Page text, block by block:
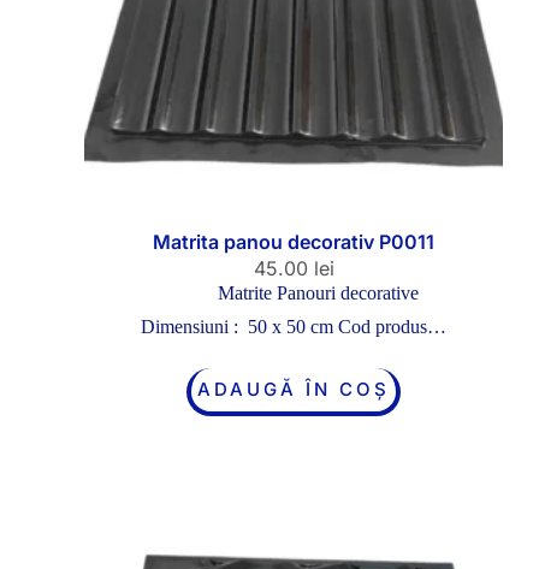
Matrita panou decorativ P0011
45.00 lei
Matrite Panouri decorative
Dimensiuni : 50 x 50 cm Cod produs…
ADAUGĂ ÎN COȘ